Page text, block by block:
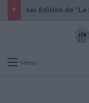
Menu